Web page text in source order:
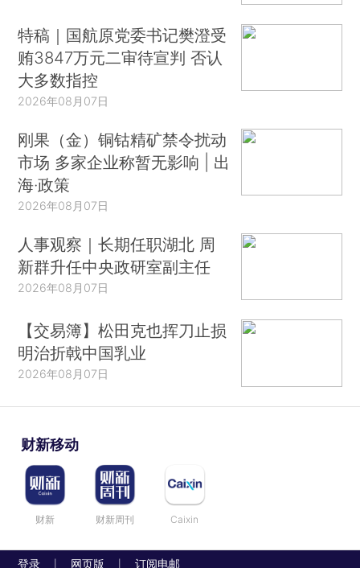
特稿｜国航原党委书记樊澄受
贿3847万元二审待宣判 否认
大多数指控
2026年08月07日
刚果（金）铜钴精矿禁令扰动
市场 多家企业称暂无影响 | 出
海·政策
2026年08月07日
人事观察｜长期任职湖北 周
新群升任中央政研室副主任
2026年08月07日
【交易簿】松田克也挥刀止损
明治折戟中国乳业
2026年08月07日
财新移动
财新 财新周刊 Caixin
登录 网页版 订阅电邮